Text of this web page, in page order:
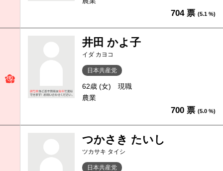
704 票 (5.1 %)
井田 かよ子
イダ カヨコ
日本共産党
62歳 (女)
現職
農業
700 票 (5.0 %)
つかさき たいし
ツカサキ タイシ
日本共産党